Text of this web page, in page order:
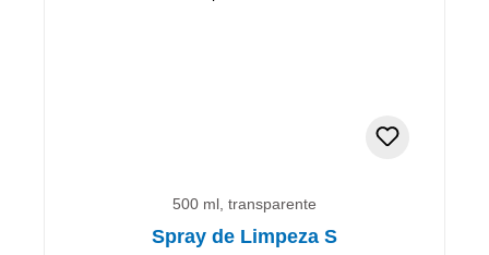
500 ml, transparente
Spray de Limpeza S